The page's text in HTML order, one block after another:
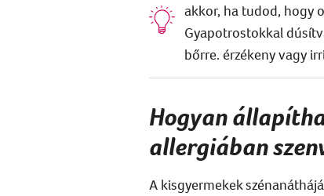
akkor, ha tudod, hogy
Gyapotrostokkal
bőrre. érzékeny vagy
Hogyan
allergiában
A kisgyermekek